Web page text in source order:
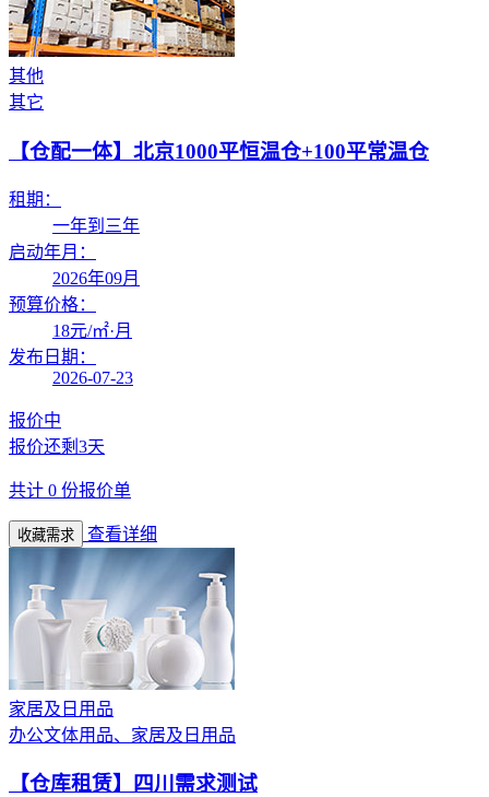
其他
其它
【仓配一体】 北京1000平恒温仓+100平常温仓
租期：
一年到三年
启动年月：
2026年09月
预算价格：
18元/㎡·月
发布日期：
2026-07-23
报价中
报价还剩3天
共计 0 份报价单
收藏需求 查看详细
家居及日用品
办公文体用品、家居及日用品
【仓库租赁】 四川需求测试